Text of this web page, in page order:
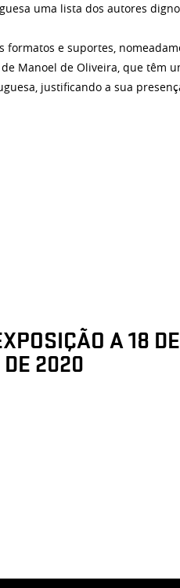
uma lista dos autores
formatos e suportes,
Manoel de Oliveira, que têm
justificando a sua
A 18 DE
DE 2020